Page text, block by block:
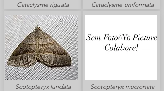
Cataclysme riguata
Scotopteryx luridata
Cataclysme uniformata
Scotopteryx mucronata